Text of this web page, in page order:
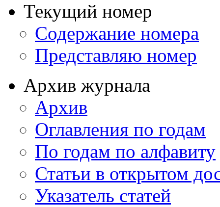
Текущий номер
Содержание номера
Представляю номер
Архив журнала
Архив
Оглавления по годам
По годам по алфавиту
Статьи в открытом
Указатель статей